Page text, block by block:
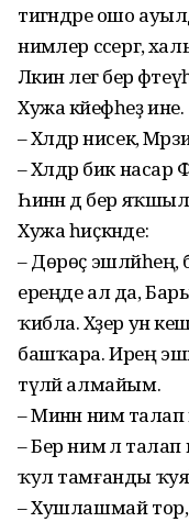
тигәндәре ошо
нимәлер сәсергә,
Ләкин әлегә бер
Хужа кәйефһеҙ ине.
– Хәлдәр нисек,
– Хәлдәр бик насар
Һинән дә бер
Хужа һиҫкәнде:
– Дөрөҫ
ереңде ал да,
ҡибла. Хәҙер ун
башҡара. Ирең
түләй алмайым.
– Минән нимә талап
– Бер нимә лә
ҡул тамғанды
– Хушлашмай тор,